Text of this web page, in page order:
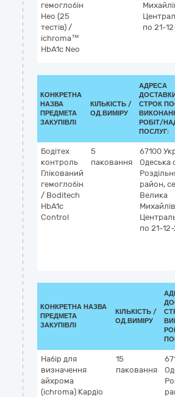
гемоглобін
Нео (25
тестів) /
ichroma™
HbA1c Neo
по 21-
КОНКРЕТНА
НАЗВА
ПРЕДМЕТА
ЗАКУПІВЛІ
КІЛЬКІСТЬ /
ОД.ВИМІРУ
АДРЕСА
СТРОК
РОБІТ/
ПОСЛУГ:
Бодітех
контроль
Глікований
гемоглобін
/ Boditech
HbA1c
Control
5
паковання
67100
Одеська
район,
Велика
по 21-
КОНКРЕТНА НАЗВА
ПРЕДМЕТА
ЗАКУПІВЛІ
КІЛЬКІСТЬ /
ОД.ВИМІРУ
Набір для
визначення
айхрома
(ichroma) Кардіо
15
паковання